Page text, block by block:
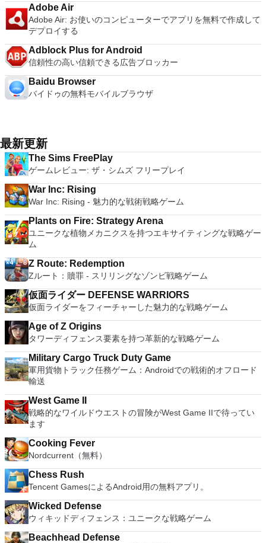
Adobe Air
Adobe Air: お使いのコンピューターでアプリを無料で作成して
デプロイする
Adblock Plus for Android
信頼性の高い信頼できる広告ブロッカー
Baidu Browser
バイドゥの無料モバイルブラウザ
最新更新
The Sims FreePlay
ゲームレビュー: ザ・シムズ フリープレイ
War Inc: Rising
War Inc: Rising - 魅力的な戦術戦略ゲーム
Plants on Fire: Strategy Arena
ユニークな植物メカニクスを持つエキサイティングな戦略ゲー
ム
Z Route: Redemption
Zルート：贖罪 - スリリングなゾンビ戦略ゲーム
仮面ライダー DEFENSE WARRIORS
仮面ライダーをフィーチャーした魅力的な戦略ゲーム
Age of Z Origins
タワーディフェンス要素を持つ革新的な戦略ゲーム
Military Cargo Truck Duty Game
軍用貨物トラック任務ゲーム：Androidでの戦術的オフロード
輸送
West Game II
戦略的なワイルドウエストの冒険がWest Game IIで待ってい
ます
Cooking Fever
Nordcurrent（無料）
Chess Rush
Tencent GamesによるAndroid用の無料アプリ。
Wicked Defense
ウィキッドディフェンス：ユニークな戦略ゲーム
Beachhead Defense